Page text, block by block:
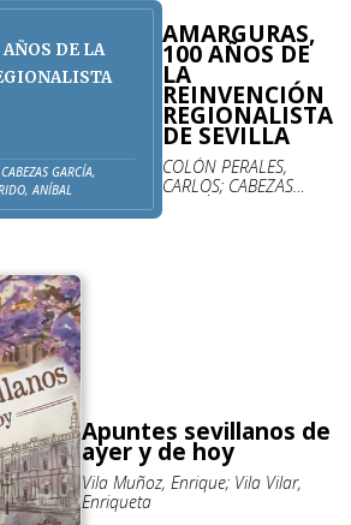
DE LA
GARCÍA,
ANÍBAL
AMARGURAS,
100 AÑOS DE
LA
REINVENCIÓN
REGIONALISTA
DE SEVILLA
COLÓN PERALES,
CARLOS; CABEZAS
Apuntes sevillanos de
ayer y de hoy
Vila Muñoz, Enrique; Vila Vilar,
Enriqueta